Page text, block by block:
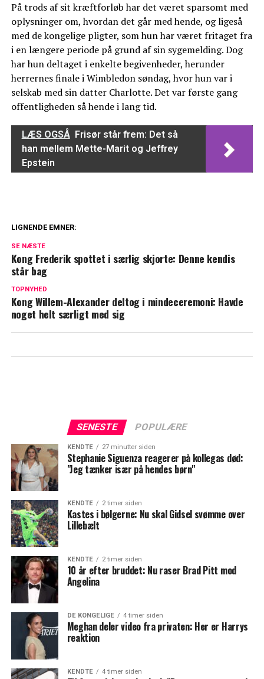
På trods af sit kræftforløb har det været sparsomt med
oplysninger om, hvordan det går med hende, og ligeså
med de kongelige pligter, som hun har været fritaget fra
i en længere periode på grund af sin sygemelding. Dog
har hun deltaget i enkelte begivenheder, herunder
herrernes finale i Wimbledon søndag, hvor hun var i
selskab med sin datter Charlotte. Det var første gang
offentligheden så hende i lang tid.
LÆS OGSÅ Frisør står frem: Det så
han mellem Mette-Marit og Jeffrey
Epstein
Borg Høibys egne ord
LIGNENDE EMNER:
SE NÆSTE
Kong Frederik spottet i særlig skjorte: Denne kendis
står bag
TOPNYHED
Kong Willem-Alexander deltog i mindeceremoni: Havde
noget helt særligt med sig
SENESTE POPULÆRE
KENDTE 27 minutter siden
Stephanie Siguenza reagerer på kollegas død:
"Jeg tænker især på hendes børn"
KENDTE 2 timer siden
Kastes i bølgerne: Nu skal Gidsel svømme over
Lillebælt
KENDTE 2 timer siden
10 år efter bruddet: Nu raser Brad Pitt mod
Angelina
DE KONGELIGE 4 timer siden
Meghan deler video fra privaten: Her er Harrys
reaktion
KENDTE 4 timer siden